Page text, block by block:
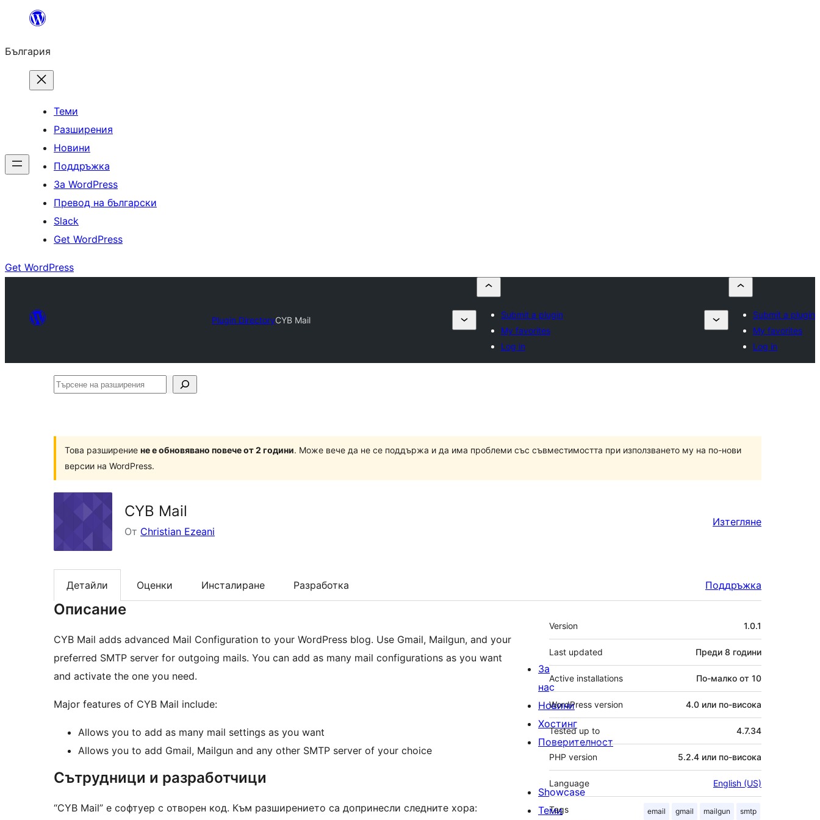
България
Теми
Разширения
Новини
Поддръжка
За WordPress
Превод на български
Slack
Get WordPress
Get WordPress
Plugin DirectoryCYB Mail
Submit a plugin
My favorites
Log in
Submit a plugin
My favorites
Log in
Търсене
Това разширение не е обновявано повече от 2 години. Може вече да не се поддържа и да има проблеми със съвместимостта при използването му на по-нови
версии на WordPress.
CYB Mail
От Christian Ezeani
Изтегляне
Детайли Оценки Инсталиране Разработка Поддръжка
Описание
CYB Mail adds advanced Mail Configuration to your WordPress blog. Use Gmail, Mailgun, and your
preferred SMTP server for outgoing mails. You can add as many mail configurations as you want
and activate the one you need.
Major features of CYB Mail include:
Allows you to add as many mail settings as you want
Allows you to add Gmail, Mailgun and any other SMTP server of your choice
Сътрудници и разработчици
“CYB Mail” е софтуер с отворен код. Към разширението са допринесли следните хора:
Мета
Version 1.0.1
Last updated Преди 8 години
Active installations По-малко от 10
WordPress version 4.0 или по-висока
Tested up to 4.7.34
PHP version 5.2.4 или по-висока
Language English (US)
Tags email gmail mailgun smtp
За
нас
Новини
Хостинг
Поверителност
Showcase
Теми